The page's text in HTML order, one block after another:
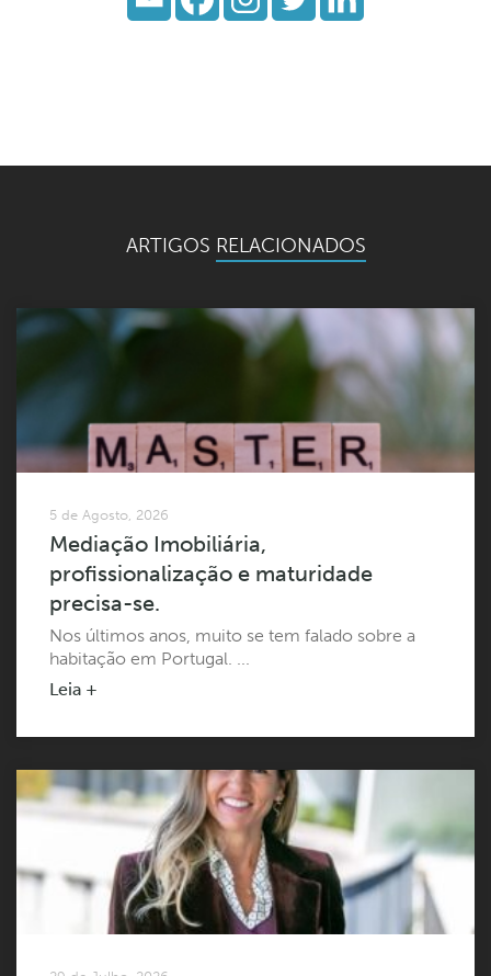
ARTIGOS RELACIONADOS
5 de Agosto, 2026
Mediação Imobiliária,
profissionalização e maturidade
precisa-se.
Nos últimos anos, muito se tem falado sobre a
habitação em Portugal. ...
Leia +